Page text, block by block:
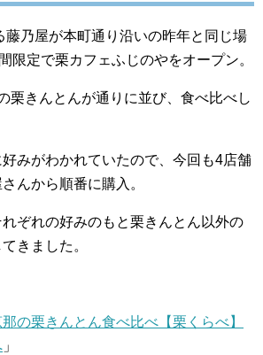
藤乃屋が本町通り沿いの昨年と同じ場
限定で栗カフェふじのやをオープン。
栗きんとんが通りに並び、食べ比べし
みがわかれていたので、今回も4店舗
んから順番に購入。
ぞれの好みのもと栗きんとん以外の
きました。
の栗きんとん食べ比べ【栗くらべ】
」